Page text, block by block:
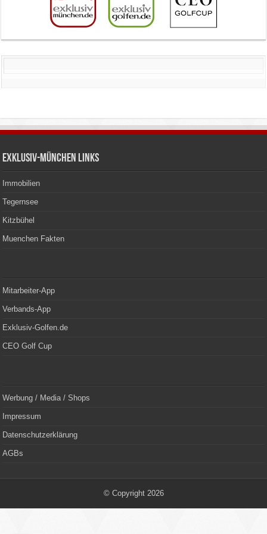
Exklusiv-München Links
Immobilien
Tegernsee
Kitzbühel
Muenchen Fakten
Mitarbeiter-App
Verbands-App
Exklusiv-Golfen.de
CEO Golf Cup
Werbung / Media / Shops
Impressum
Datenschutzerklärung
AGBs
© Copyright 2026